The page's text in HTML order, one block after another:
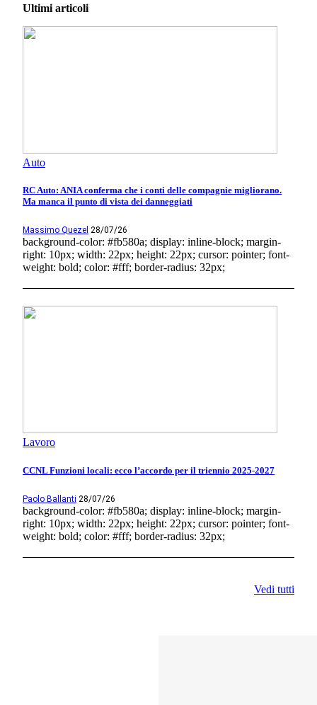
Ultimi articoli
Auto
RC Auto: ANIA conferma che i conti delle compagnie migliorano.
Ma manca il punto di vista dei danneggiati
Massimo Quezel 28/07/26
background-color: #fb580a; display: inline-block; margin-
right: 10px; width: 22px; height: 22px; cursor: pointer; font-
weight: bold; color: #fff; border-radius: 32px;
Lavoro
CCNL Funzioni locali: ecco l’accordo per il triennio 2025-2027
Paolo Ballanti 28/07/26
background-color: #fb580a; display: inline-block; margin-
right: 10px; width: 22px; height: 22px; cursor: pointer; font-
weight: bold; color: #fff; border-radius: 32px;
Vedi tutti